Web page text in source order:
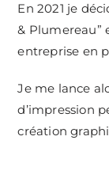
En 2021 je
& Plumereau”
entreprise en
Je me lance
d’impression
création